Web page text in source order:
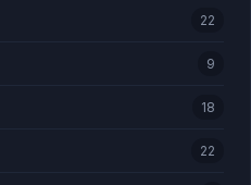
22
9
18
22